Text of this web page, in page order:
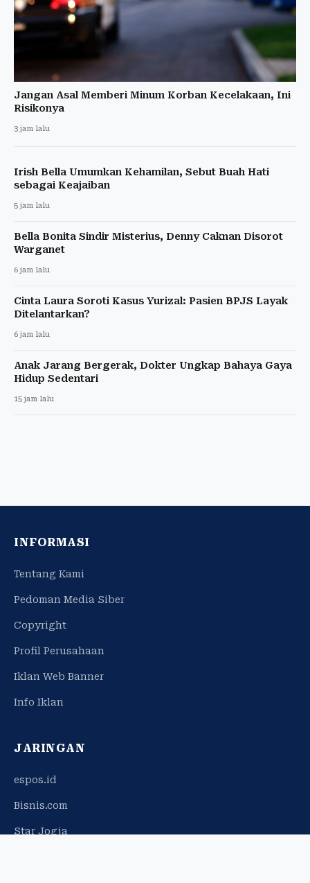
Jangan Asal Memberi Minum Korban Kecelakaan, Ini
Risikonya
3 jam lalu
Irish Bella Umumkan Kehamilan, Sebut Buah Hati
sebagai Keajaiban
5 jam lalu
Bella Bonita Sindir Misterius, Denny Caknan Disorot
Warganet
6 jam lalu
Cinta Laura Soroti Kasus Yurizal: Pasien BPJS Layak
Ditelantarkan?
6 jam lalu
Anak Jarang Bergerak, Dokter Ungkap Bahaya Gaya
Hidup Sedentari
15 jam lalu
INFORMASI
Tentang Kami
Pedoman Media Siber
Copyright
Profil Perusahaan
Iklan Web Banner
Info Iklan
JARINGAN
espos.id
Bisnis.com
Star Jogja